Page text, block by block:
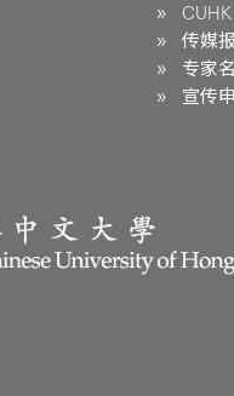
传媒
专家
宣传